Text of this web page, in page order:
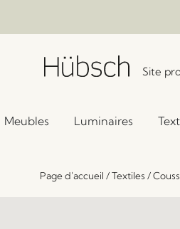
Site
Meubles Luminaires
Page d'accueil /Textiles /